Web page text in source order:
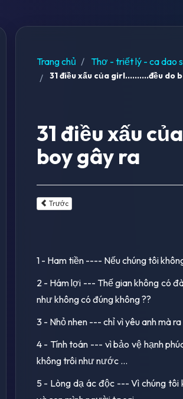
Trang chủ Thơ - triết lý - ca dao
31 điều xấu của girl..........đều do
31 điều xấu
boy gây ra
Trước
1 - Ham tiền ---- Nếu chúng tôi
2 - Hám lợi --- Thế gian không có
như không có đúng không ??
3 - Nhỏ nhen --- chỉ vì yêu anh mà ra
4 - Tính toán --- vì bảo vệ hạnh
không trôi như nước ...
5 - Lòng dạ ác độc --- Vì chúng tôi